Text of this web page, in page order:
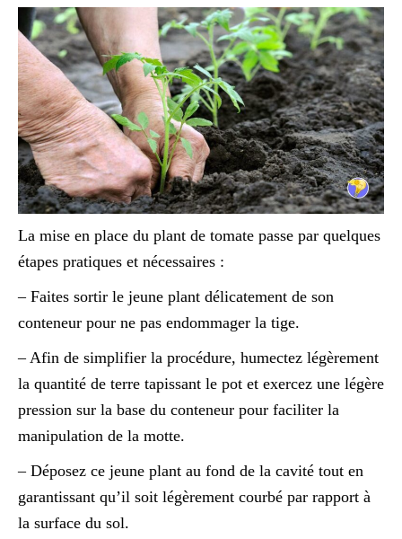
La mise en place du plant de tomate passe par quelques
étapes pratiques et nécessaires :
– Faites sortir le jeune plant délicatement de son
conteneur pour ne pas endommager la tige.
– Afin de simplifier la procédure, humectez légèrement
la quantité de terre tapissant le pot et exercez une légère
pression sur la base du conteneur pour faciliter la
manipulation de la motte.
– Déposez ce jeune plant au fond de la cavité tout en
garantissant qu’il soit légèrement courbé par rapport à
la surface du sol.